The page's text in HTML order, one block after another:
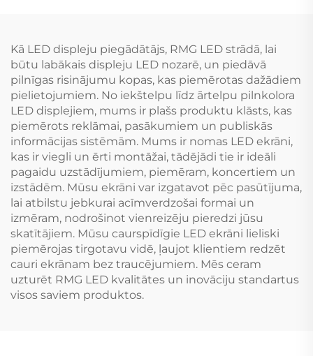
Kā LED displeju piegādātājs, RMG LED strādā, lai
būtu labākais displeju LED nozarē, un piedāvā
pilnīgas risinājumu kopas, kas piemērotas dažādiem
pielietojumiem. No iekštelpu līdz ārtelpu pilnkolora
LED displejiem, mums ir plašs produktu klāsts, kas
piemērots reklāmai, pasākumiem un publiskās
informācijas sistēmām. Mums ir nomas LED ekrāni,
kas ir viegli un ērti montāžai, tādējādi tie ir ideāli
pagaidu uzstādījumiem, piemēram, koncertiem un
izstādēm. Mūsu ekrāni var izgatavot pēc pasūtījuma,
lai atbilstu jebkurai acīmverdzošai formai un
izmēram, nodrošinot vienreizēju pieredzi jūsu
skatītājiem. Mūsu caurspīdīgie LED ekrāni lieliski
piemērojas tirgotavu vidē, ļaujot klientiem redzēt
cauri ekrānam bez traucējumiem. Mēs ceram
uzturēt RMG LED kvalitātes un inovāciju standartus
visos saviem produktos.